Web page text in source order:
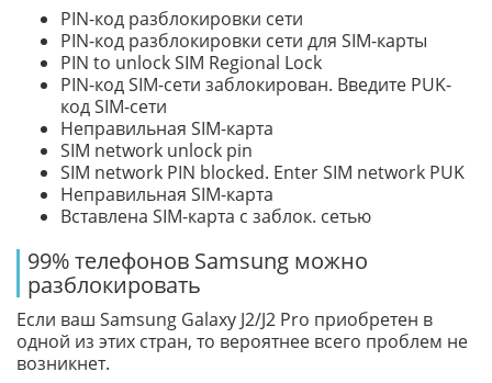
PIN-код разблокировки сети
PIN-код разблокировки сети для SIM-карты
PIN to unlock SIM Regional Lock
PIN-код SIM-сети заблокирован. Введите PUK-
код SIM-сети
Неправильная SIM-карта
SIM network unlock pin
SIM network PIN blocked. Enter SIM network PUK
Неправильная SIM-карта
Вставлена SIM-карта с заблок. сетью
99% телефонов Samsung можно
разблокировать
Если ваш Samsung Galaxy J2/J2 Pro приобретен в
одной из этих стран, то вероятнее всего проблем не
возникнет.